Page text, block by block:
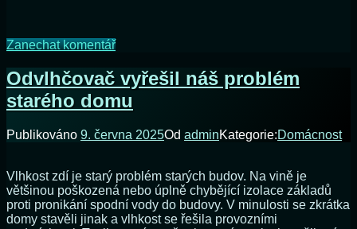
Zanechat komentářna
panelů
znamená
víc
Odvlhčovač vyřešil náš problém
starého domu
Publikováno 9. června 2025Od adminKategorie:Domácnost
Vlhkost zdí je starý problém starých budov. Na vině je
většinou poškozená nebo úplně chybějící izolace základů
proti pronikání spodní vody do budovy. V minulosti se zkrátka
domy stavěli jinak a vlhkost se řešila provozními